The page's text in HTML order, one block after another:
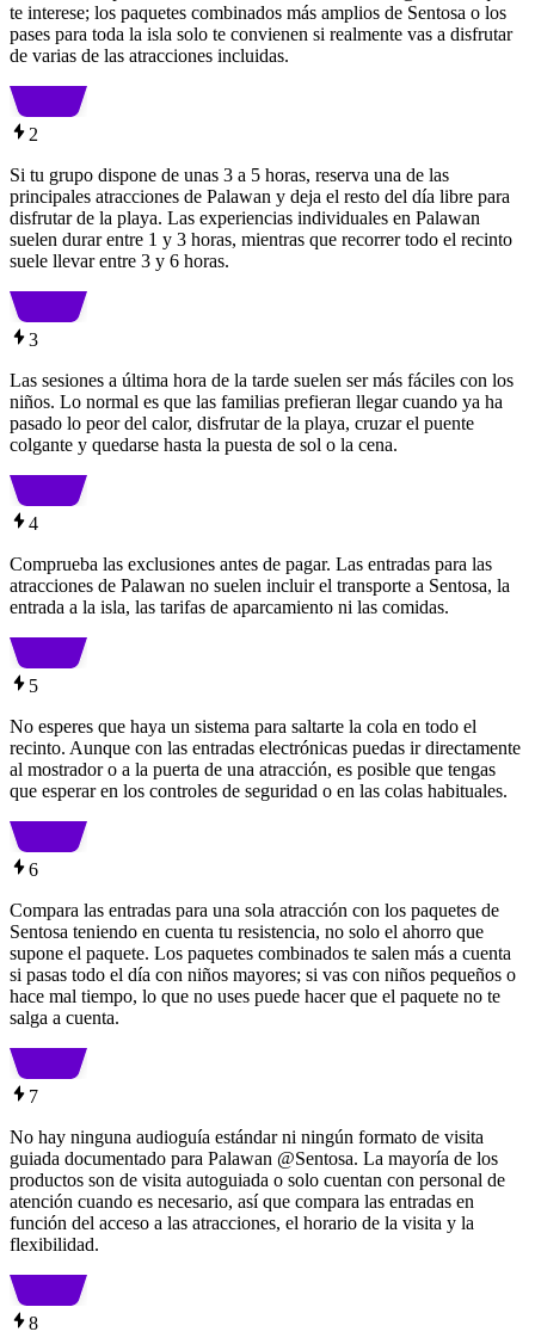
te interese; los paquetes combinados más amplios de Sentosa o los
pases para toda la isla solo te convienen si realmente vas a disfrutar
de varias de las atracciones incluidas.
2
Si tu grupo dispone de unas 3 a 5 horas, reserva una de las
principales atracciones de Palawan y deja el resto del día libre para
disfrutar de la playa. Las experiencias individuales en Palawan
suelen durar entre 1 y 3 horas, mientras que recorrer todo el recinto
suele llevar entre 3 y 6 horas.
3
Las sesiones a última hora de la tarde suelen ser más fáciles con los
niños. Lo normal es que las familias prefieran llegar cuando ya ha
pasado lo peor del calor, disfrutar de la playa, cruzar el puente
colgante y quedarse hasta la puesta de sol o la cena.
4
Comprueba las exclusiones antes de pagar. Las entradas para las
atracciones de Palawan no suelen incluir el transporte a Sentosa, la
entrada a la isla, las tarifas de aparcamiento ni las comidas.
5
No esperes que haya un sistema para saltarte la cola en todo el
recinto. Aunque con las entradas electrónicas puedas ir directamente
al mostrador o a la puerta de una atracción, es posible que tengas
que esperar en los controles de seguridad o en las colas habituales.
6
Compara las entradas para una sola atracción con los paquetes de
Sentosa teniendo en cuenta tu resistencia, no solo el ahorro que
supone el paquete. Los paquetes combinados te salen más a cuenta
si pasas todo el día con niños mayores; si vas con niños pequeños o
hace mal tiempo, lo que no uses puede hacer que el paquete no te
salga a cuenta.
7
No hay ninguna audioguía estándar ni ningún formato de visita
guiada documentado para Palawan @Sentosa. La mayoría de los
productos son de visita autoguiada o solo cuentan con personal de
atención cuando es necesario, así que compara las entradas en
función del acceso a las atracciones, el horario de la visita y la
flexibilidad.
8